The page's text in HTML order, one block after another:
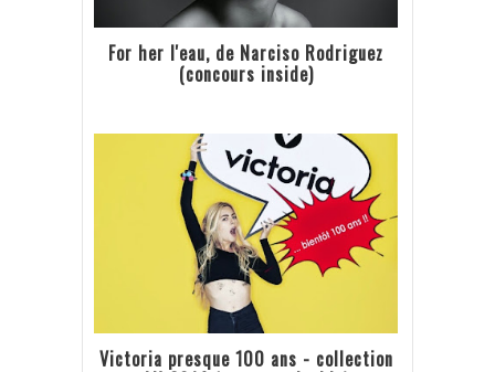
For her l'eau, de Narciso Rodriguez
(concours inside)
Victoria presque 100 ans - collection